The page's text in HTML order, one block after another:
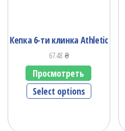
Кепка 6-ти клинка Athletic
67.48 ₴
Просмотреть
Select options